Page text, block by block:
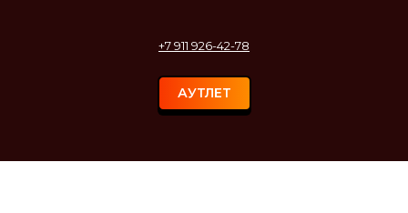
+7 911 926-42-78
АУТЛЕТ